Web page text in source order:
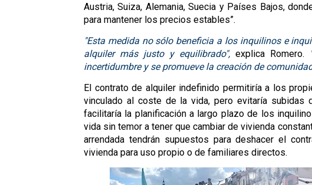
Austria, Suiza, Alemania, Suecia y Países Bajos,
para mantener los precios estables”.
"Esta medida no sólo beneficia a los inquilinos e
alquiler más justo y equilibrado", explica Romero.
incertidumbre y se promueve la creación de
El contrato de alquiler indefinido permitiría a los
vinculado al coste de la vida, pero evitaría subidas
facilitaría la planificación a largo plazo de los
vida sin temor a tener que cambiar de vivienda
arrendada tendrán supuestos para deshacer el
vivienda para uso propio o de familiares directos.